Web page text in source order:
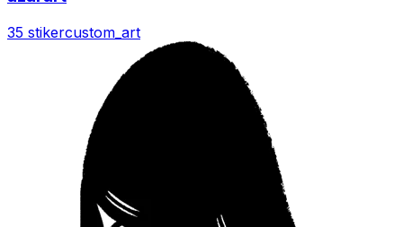
35 stikercustom_art